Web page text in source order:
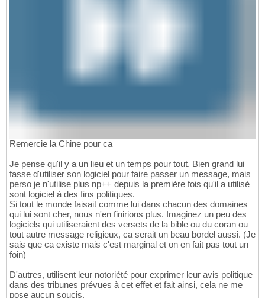
Remercie la Chine pour ca
Je pense qu'il y a un lieu et un temps pour tout. Bien grand lui
fasse d'utiliser son logiciel pour faire passer un message, mais
perso je n'utilise plus np++ depuis la première fois qu'il a utilisé
sont logiciel à des fins politiques.
Si tout le monde faisait comme lui dans chacun des domaines
qui lui sont cher, nous n'en finirions plus. Imaginez un peu des
logiciels qui utiliseraient des versets de la bible ou du coran ou
tout autre message religieux, ca serait un beau bordel aussi. (Je
sais que ca existe mais c'est marginal et on en fait pas tout un
foin)
D'autres, utilisent leur notoriété pour exprimer leur avis politique
dans des tribunes prévues à cet effet et fait ainsi, cela ne me
pose aucun soucis.